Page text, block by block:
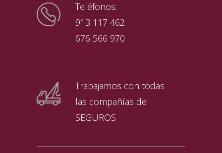
Teléfonos:
913 117 462
676 566 970
Trabajamos con todas
las compañías de
SEGUROS